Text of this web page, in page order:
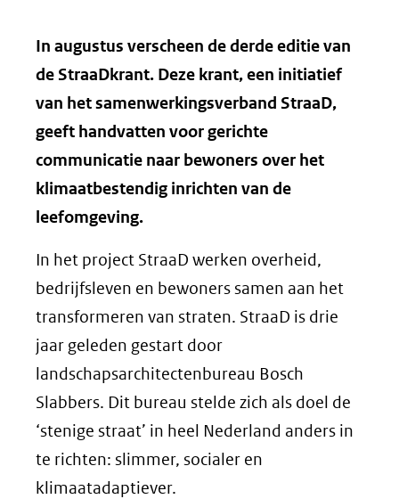
In augustus verscheen de derde editie van
de StraaDkrant. Deze krant, een initiatief
van het samenwerkingsverband StraaD,
geeft handvatten voor gerichte
communicatie naar bewoners over het
klimaatbestendig inrichten van de
leefomgeving.
In het project StraaD werken overheid,
bedrijfsleven en bewoners samen aan het
transformeren van straten. StraaD is drie
jaar geleden gestart door
landschapsarchitectenbureau Bosch
Slabbers. Dit bureau stelde zich als doel de
‘stenige straat’ in heel Nederland anders in
te richten: slimmer, socialer en
klimaatadaptiever.